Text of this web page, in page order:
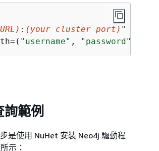
: (your cluster port) "
"username" , "password"
範例
是使用 NuHet 安裝 Neo4j 驅動程
示：